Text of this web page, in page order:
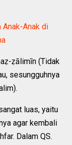
Anak-Anak di
ẓālimīn (Tidak
sesungguhnya
luas, yaitu
agar kembali
Dalam QS.